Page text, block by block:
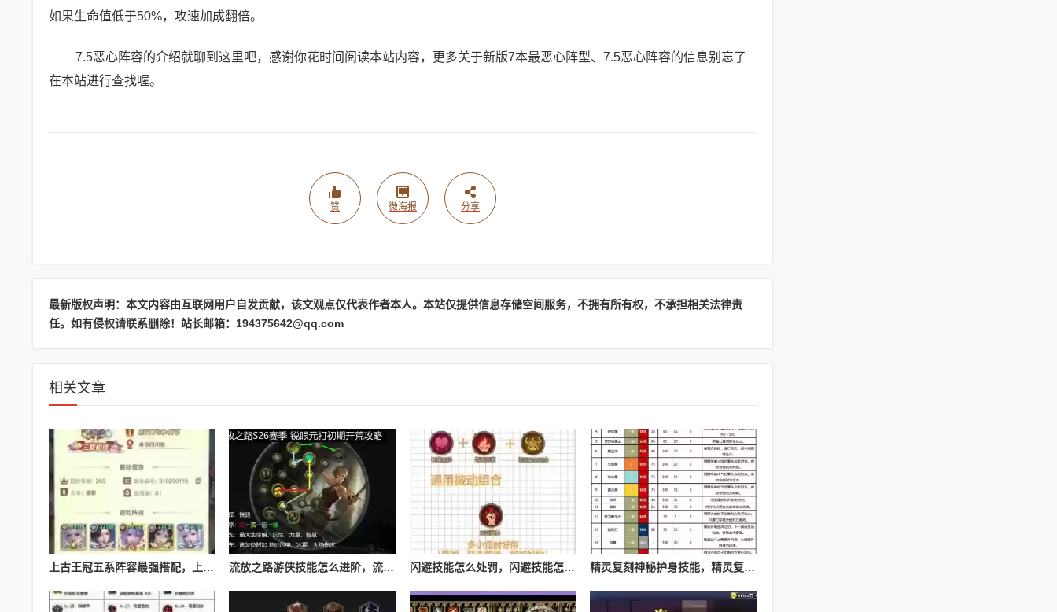
如果生命值低于50%，攻速加成翻倍。
7.5恶心阵容的介绍就聊到这里吧，感谢你花时间阅读本站内容，更多关于新版7本最恶心阵型、7.5恶心阵容的信息别忘了
在本站进行查找喔。
赞 微海报 分享
最新版权声明：本文内容由互联网用户自发贡献，该文观点仅代表作者本人。本站仅提供信息存储空间服务，不拥有所有权，不承担相关法律责
任。如有侵权请联系删除！站长邮箱：194375642@qq.com
相关文章
上古王冠五系阵容最强搭配，上古王冠五星排行 流放之路游侠技能怎么进阶，流放之路游侠技能怎么进阶的 闪避技能怎么处罚，闪避技能怎么处罚队友 精灵复刻神秘护身技能，精灵复刻攻略